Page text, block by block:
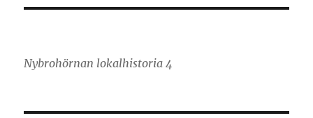
Nybrohörnan lokalhistoria 4